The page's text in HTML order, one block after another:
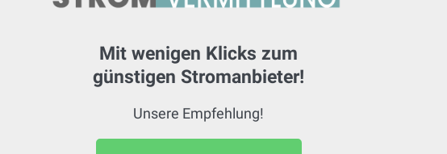
Mit wenigen Klicks zum
günstigen Stromanbieter!
Unsere Empfehlung!